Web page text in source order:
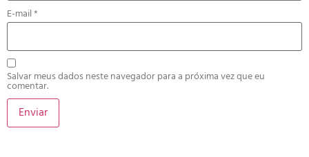
E-mail*
Salvar meus dados neste navegador para a próxima vez que eu
comentar.